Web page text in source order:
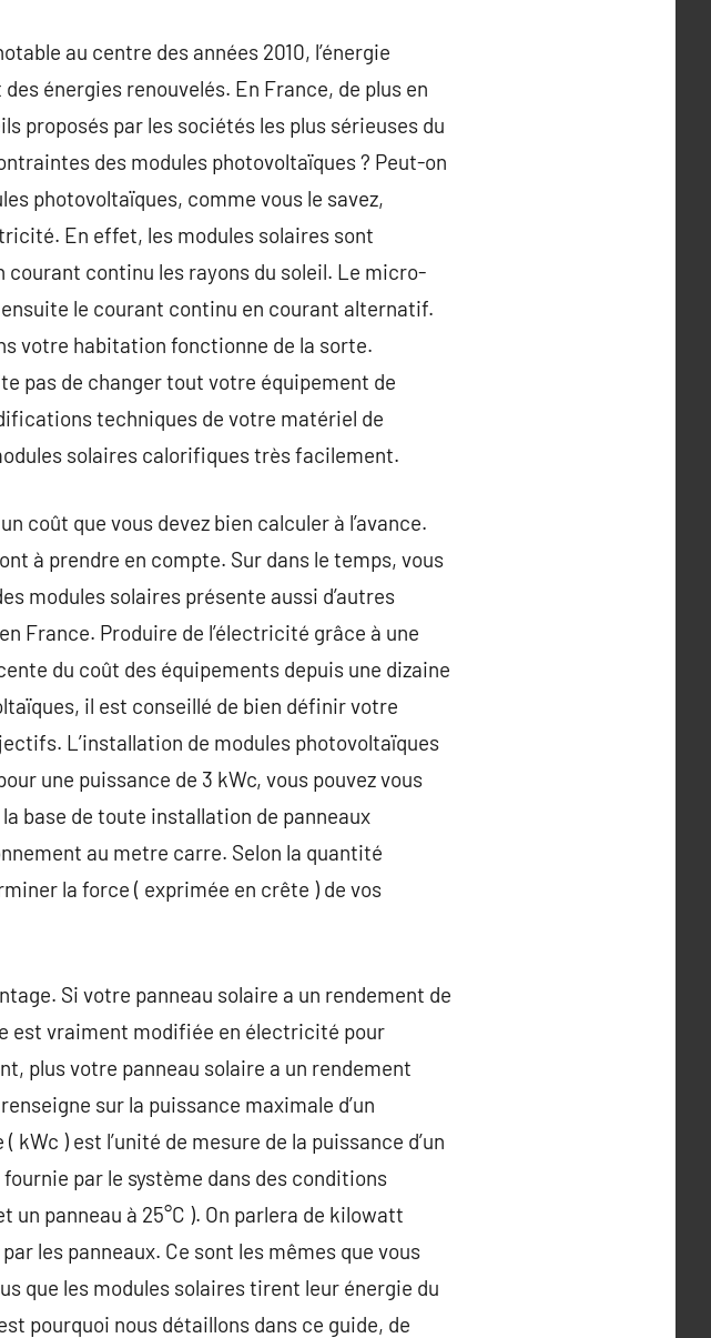
au centre des années 2010, l’énergie
énergies renouvelés. En France, de plus en
proposés par les sociétés les plus sérieuses du
des modules photovoltaïques ? Peut-on
photovoltaïques, comme vous le savez,
En effet, les modules solaires sont
continu les rayons du soleil. Le micro-
le courant continu en courant alternatif.
votre habitation fonctionne de la sorte.
pas de changer tout votre équipement de
techniques de votre matériel de
solaires calorifiques très facilement.
coût que vous devez bien calculer à l’avance.
à prendre en compte. Sur dans le temps, vous
modules solaires présente aussi d’autres
France. Produire de l’électricité grâce à une
du coût des équipements depuis une dizaine
il est conseillé de bien définir votre
L’installation de modules photovoltaïques
une puissance de 3 kWc, vous pouvez vous
base de toute installation de panneaux
au metre carre. Selon la quantité
la force ( exprimée en crête ) de vos
Si votre panneau solaire a un rendement de
est vraiment modifiée en électricité pour
plus votre panneau solaire a un rendement
sur la puissance maximale d’un
) est l’unité de mesure de la puissance d’un
par le système dans des conditions
panneau à 25°C ). On parlera de kilowatt
les panneaux. Ce sont les mêmes que vous
que les modules solaires tirent leur énergie du
pourquoi nous détaillons dans ce guide, de